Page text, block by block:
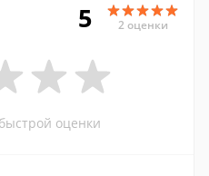
5 2 оценки
оценки